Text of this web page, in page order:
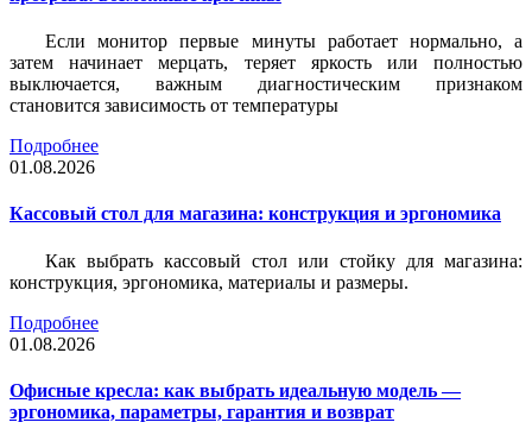
Если монитор первые минуты работает нормально, а
затем начинает мерцать, теряет яркость или полностью
выключается, важным диагностическим признаком
становится зависимость от температуры
Подробнее
01.08.2026
Кассовый стол для магазина: конструкция и эргономика
Как выбрать кассовый стол или стойку для магазина:
конструкция, эргономика, материалы и размеры.
Подробнее
01.08.2026
Офисные кресла: как выбрать идеальную модель —
эргономика, параметры, гарантия и возврат